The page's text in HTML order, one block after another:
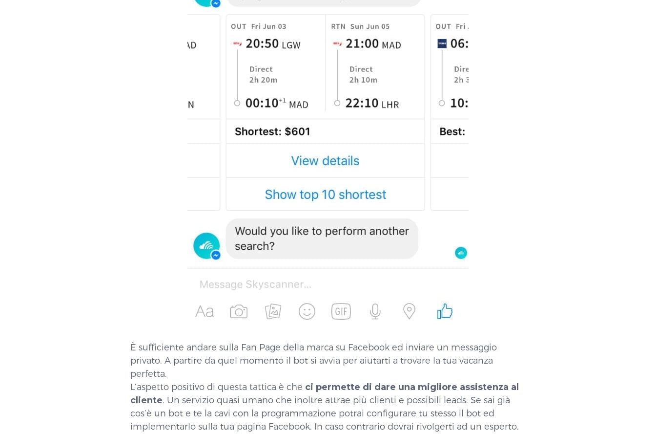
È sufficiente andare sulla Fan Page della marca su Facebook ed inviare un messaggio
privato. A partire da quel momento il bot si avvia per aiutarti a trovare la tua vacanza
perfetta.
L’aspetto positivo di questa tattica è che ci permette di dare una migliore assistenza al
cliente. Un servizio quasi umano che inoltre attrae più clienti e possibili leads. Se sai già
cos’è un bot e te la cavi con la programmazione potrai configurare tu stesso il bot ed
implementarlo sulla tua pagina Facebook. In caso contrario dovrai rivolgerti ad un esperto.